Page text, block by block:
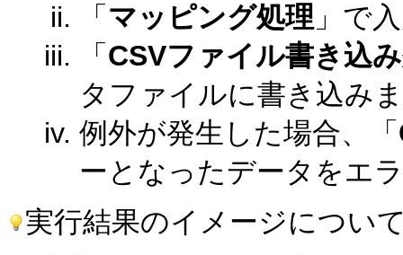
「 マッピング処理 」で
「 CSVファイル書き込
タファイルに書き込み
例外が発生した場合、「
ーとなったデータをエ
実行結果のイメージについ